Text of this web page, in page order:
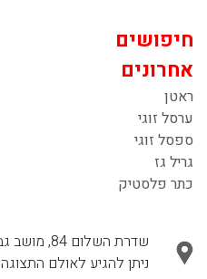
חיפושים
אחרונים
ראטן
ערסל זוגי
ספסל זוגי
גריל גז
כתר פלסטיק
שדרת השלום 84, מושב גבעת כ"ח
ניתן להגיע לאולם התצוגה